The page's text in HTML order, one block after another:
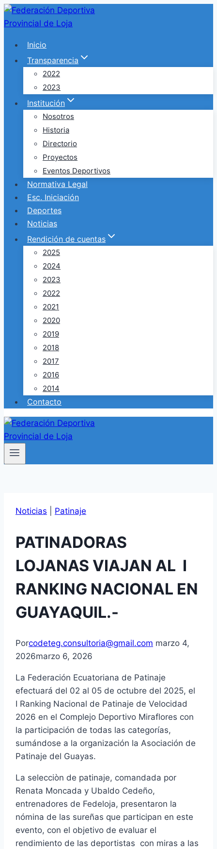
Saltar
al
Inicio
Transparencia
2022
2023
Institución
Nosotros
Historia
Directorio
Proyectos
Eventos Deportivos
Normativa Legal
Esc. Iniciación
Deportes
Noticias
Rendición de cuentas
2025
2024
2023
2022
2021
2020
2019
2018
2017
2016
2014
Contacto
Noticias Patinaje
PATINADORAS
LOJANAS VIAJAN AL I
RANKING NACIONAL EN
GUAYAQUIL.-
Porcodeteg.consultoria@gmail.com marzo 4,
2026marzo 6, 2026
La Federación Ecuatoriana de Patinaje
efectuará del 02 al 05 de octubre del 2025, el
I Ranking Nacional de Patinaje de Velocidad
2026 en el Complejo Deportivo Miraflores con
la participación de todas las categorías,
sumándose a la organización la Asociación de
Patinaje del Guayas.
La selecciòn de patinaje, comandada por
Renata Moncada y Ubaldo Cedeño,
entrenadores de Fedeloja, presentaron la
nómina de las sureñas que participan en este
evento, con el objetivo de evaluar el
rendimiento de las deportistas con miras a las